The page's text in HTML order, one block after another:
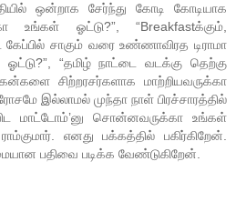
ஒன்றாக சேர்ந்து கோடி கோடியாக
உங்கள் ஓட்டு?”, “Breakfastக்கும்,
சாகும் வரை உண்ணாவிரத டிராமா
“தமிழ் நாட்டை வடக்கு தெற்கு
சிற்றரசர்களாக மாற்றியவருக்கா
இல்லாமல் முந்தா நாள் பிரச்சாரத்தில்
மாட்டோம்’னு சொன்னவருக்கா உங்கள்
எனது பக்கத்தில் பகிர்கிறேன்.
பதிவை படிக்க வேண்டுகிறேன்.